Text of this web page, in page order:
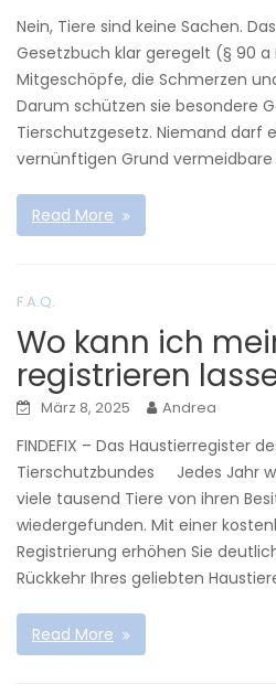
Nein, Tiere sind keine Sachen.
Gesetzbuch klar geregelt (§ 90 a
Mitgeschöpfe, die Schmerzen
Darum schützen sie besondere
Tierschutzgesetz. Niemand darf
vernünftigen Grund vermeidbare
Read More
F.A.Q.
Wo kann ich
registrieren
März 8, 2025 Andrea
FINDEFIX – Das Haustierregister
Tierschutzbundes Jedes Jahr
viele tausend Tiere von ihren
wiedergefunden. Mit einer
Registrierung erhöhen Sie
Rückkehr Ihres geliebten
Read More